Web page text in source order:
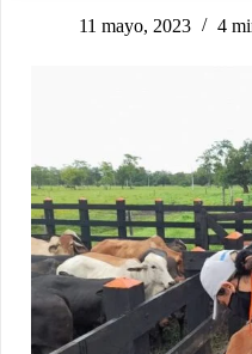
11 mayo, 2023 4